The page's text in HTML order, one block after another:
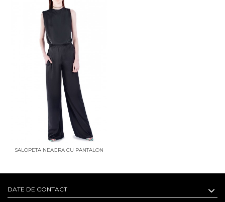
SALOPETA NEAGRA CU PANTALON
DATE DE CONTACT